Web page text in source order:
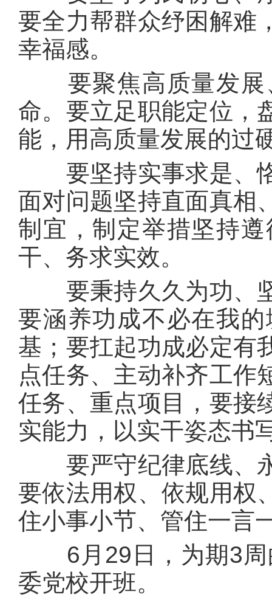
要全力帮群众纾困解难
幸福感。
要聚焦高质量发展
命。要立足职能定位，
能，用高质量发展的过
要坚持实事求是、恪
面对问题坚持直面真相
制宜，制定举措坚持
干、务求实效。
要秉持久久为功、坚
要涵养功成不必在我
基；要扛起功成必定有
点任务、主动补齐工作
任务、重点项目，要接
实能力，以实干姿态书
要严守纪律底线、永
要依法用权、依规用权
住小事小节、管住一言
6月29日，为期3周
委党校开班。